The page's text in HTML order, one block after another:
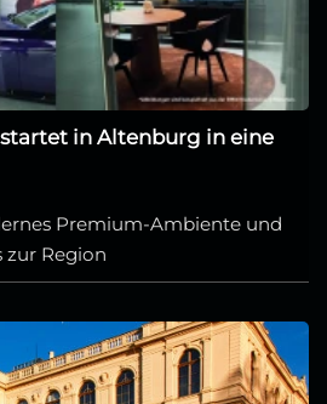
in Altenburg in eine
Premium-Ambiente und
zur Region